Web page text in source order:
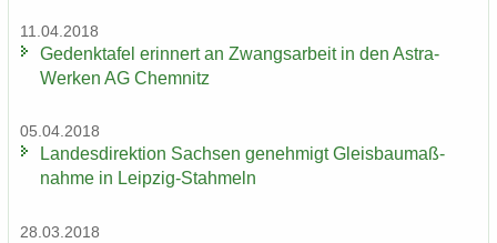
11.04.2018
Ge­denk­ta­fel er­in­nert an Zwangs­ar­beit in den Astra-​
Werken AG Chem­nitz
05.04.2018
Lan­des­di­rek­ti­on Sach­sen ge­neh­migt Gleis­bau­maß­
nah­me in Leipzig-​Stahmeln
28.03.2018